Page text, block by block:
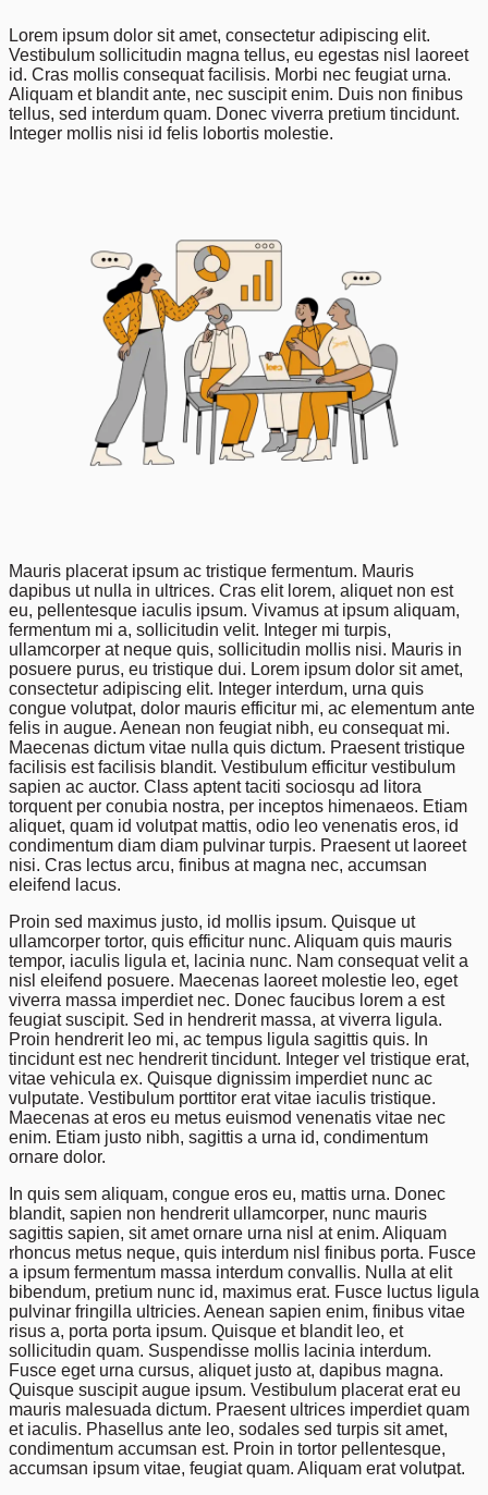
Lorem ipsum dolor sit amet, consectetur adipiscing elit.
Vestibulum sollicitudin magna tellus, eu egestas nisl laoreet
id. Cras mollis consequat facilisis. Morbi nec feugiat urna.
Aliquam et blandit ante, nec suscipit enim. Duis non finibus
tellus, sed interdum quam. Donec viverra pretium tincidunt.
Integer mollis nisi id felis lobortis molestie.
Mauris placerat ipsum ac tristique fermentum. Mauris
dapibus ut nulla in ultrices. Cras elit lorem, aliquet non est
eu, pellentesque iaculis ipsum. Vivamus at ipsum aliquam,
fermentum mi a, sollicitudin velit. Integer mi turpis,
ullamcorper at neque quis, sollicitudin mollis nisi. Mauris in
posuere purus, eu tristique dui. Lorem ipsum dolor sit amet,
consectetur adipiscing elit. Integer interdum, urna quis
congue volutpat, dolor mauris efficitur mi, ac elementum ante
felis in augue. Aenean non feugiat nibh, eu consequat mi.
Maecenas dictum vitae nulla quis dictum. Praesent tristique
facilisis est facilisis blandit. Vestibulum efficitur vestibulum
sapien ac auctor. Class aptent taciti sociosqu ad litora
torquent per conubia nostra, per inceptos himenaeos. Etiam
aliquet, quam id volutpat mattis, odio leo venenatis eros, id
condimentum diam diam pulvinar turpis. Praesent ut laoreet
nisi. Cras lectus arcu, finibus at magna nec, accumsan
eleifend lacus.
Proin sed maximus justo, id mollis ipsum. Quisque ut
ullamcorper tortor, quis efficitur nunc. Aliquam quis mauris
tempor, iaculis ligula et, lacinia nunc. Nam consequat velit a
nisl eleifend posuere. Maecenas laoreet molestie leo, eget
viverra massa imperdiet nec. Donec faucibus lorem a est
feugiat suscipit. Sed in hendrerit massa, at viverra ligula.
Proin hendrerit leo mi, ac tempus ligula sagittis quis. In
tincidunt est nec hendrerit tincidunt. Integer vel tristique erat,
vitae vehicula ex. Quisque dignissim imperdiet nunc ac
vulputate. Vestibulum porttitor erat vitae iaculis tristique.
Maecenas at eros eu metus euismod venenatis vitae nec
enim. Etiam justo nibh, sagittis a urna id, condimentum
ornare dolor.
In quis sem aliquam, congue eros eu, mattis urna. Donec
blandit, sapien non hendrerit ullamcorper, nunc mauris
sagittis sapien, sit amet ornare urna nisl at enim. Aliquam
rhoncus metus neque, quis interdum nisl finibus porta. Fusce
a ipsum fermentum massa interdum convallis. Nulla at elit
bibendum, pretium nunc id, maximus erat. Fusce luctus ligula
pulvinar fringilla ultricies. Aenean sapien enim, finibus vitae
risus a, porta porta ipsum. Quisque et blandit leo, et
sollicitudin quam. Suspendisse mollis lacinia interdum.
Fusce eget urna cursus, aliquet justo at, dapibus magna.
Quisque suscipit augue ipsum. Vestibulum placerat erat eu
mauris malesuada dictum. Praesent ultrices imperdiet quam
et iaculis. Phasellus ante leo, sodales sed turpis sit amet,
condimentum accumsan est. Proin in tortor pellentesque,
accumsan ipsum vitae, feugiat quam. Aliquam erat volutpat.